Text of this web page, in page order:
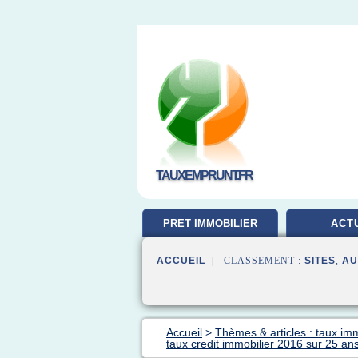
TAUXEMPRUNT.FR
PRET IMMOBILIER
ACCUEIL | CLASSEMENT : SITES,
Accueil > Thèmes & articles : taux
taux credit immobilier 2016 sur 25